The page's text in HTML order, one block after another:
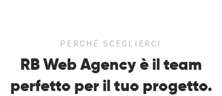
PERCHÉ SCEGLIERCI
RB Web Agency è il team
perfetto per il tuo progetto.